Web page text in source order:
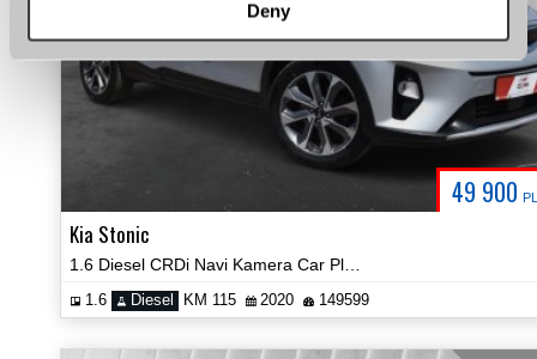
Deny
49 900
Kia Stonic
1.6 Diesel KM 115 2020 149599